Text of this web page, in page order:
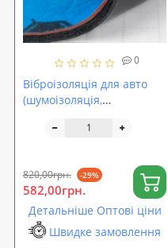
0
Віброізоляція для авто
(шумоізоляція,
автомобіля) SoundProOFF
820,00грн. -29%
582,00грн.
Детальніше Оптові ціни
Швидке замовлення